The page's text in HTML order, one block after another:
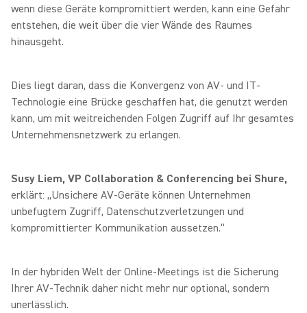
wenn diese Geräte kompromittiert werden, kann eine Gefahr
entstehen, die weit über die vier Wände des Raumes
hinausgeht.
Dies liegt daran, dass die Konvergenz von AV- und IT-
Technologie eine Brücke geschaffen hat, die genutzt werden
kann, um mit weitreichenden Folgen Zugriff auf Ihr gesamtes
Unternehmensnetzwerk zu erlangen.
Susy Liem, VP Collaboration & Conferencing bei Shure,
erklärt: „Unsichere AV-Geräte können Unternehmen
unbefugtem Zugriff, Datenschutzverletzungen und
kompromittierter Kommunikation aussetzen.“
In der hybriden Welt der Online-Meetings ist die Sicherung
Ihrer AV-Technik daher nicht mehr nur optional, sondern
unerlässlich.